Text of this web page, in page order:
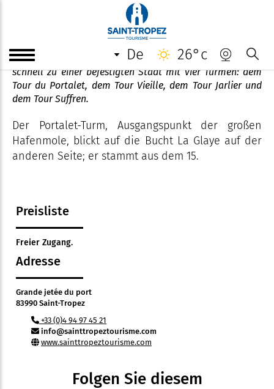
de 26°c
Tour du Portalet
Um sich vor Angriffen zu schützen, wurde Saint-Tropez
schnell zu einer befestigten Stadt mit vier Türmen: dem
Tour du Portalet, dem Tour Vieille, dem Tour Jarlier und
dem Tour Suffren.
Der Portalet-Turm, Ausgangspunkt der großen
Hafenmole, blickt auf die Bucht La Glaye auf der
anderen Seite; er stammt aus dem 15.
Preisliste
Freier Zugang.
Adresse
Grande jetée du port
83990 Saint-Tropez
+33 (0)4 94 97 45 21
info@sainttropeztourisme.com
www.sainttropeztourisme.com
Folgen Sie diesem